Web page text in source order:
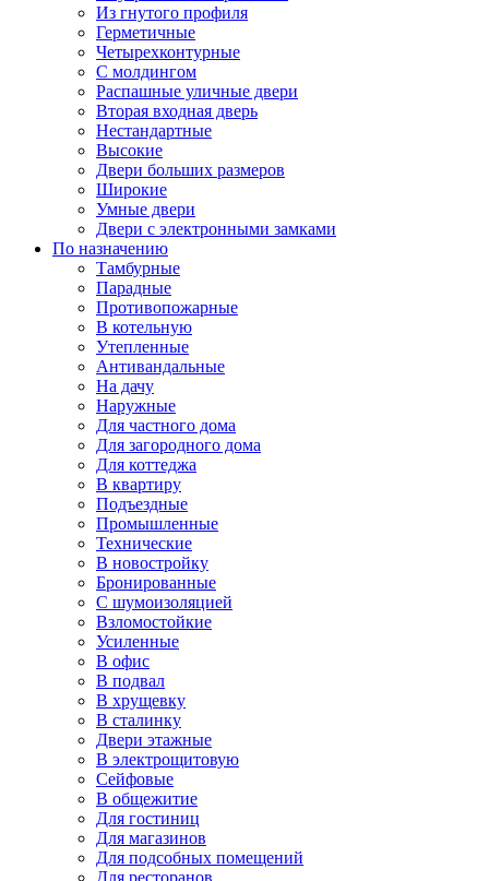
Из гнутого профиля
Герметичные
Четырехконтурные
С молдингом
Распашные уличные двери
Вторая входная дверь
Нестандартные
Высокие
Двери больших размеров
Широкие
Умные двери
Двери с электронными замками
По назначению
Тамбурные
Парадные
Противопожарные
В котельную
Утепленные
Антивандальные
На дачу
Наружные
Для частного дома
Для загородного дома
Для коттеджа
В квартиру
Подъездные
Промышленные
Технические
В новостройку
Бронированные
С шумоизоляцией
Взломостойкие
Усиленные
В офис
В подвал
В хрущевку
В сталинку
Двери этажные
В электрощитовую
Сейфовые
В общежитие
Для гостиниц
Для магазинов
Для подсобных помещений